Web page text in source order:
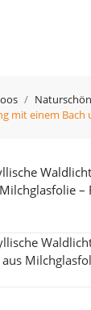
mit einem Bach